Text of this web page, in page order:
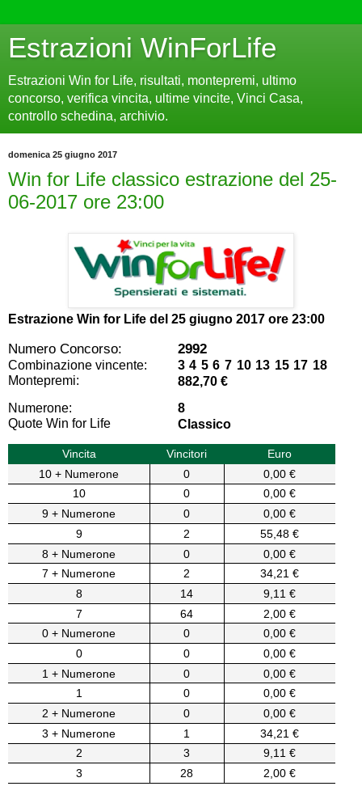
Estrazioni WinForLife
Estrazioni Win for Life, risultati, montepremi, ultimo
concorso, verifica vincita, ultime vincite, Vinci Casa,
controllo schedina, archivio.
domenica 25 giugno 2017
Win for Life classico estrazione del 25-
06-2017 ore 23:00
Estrazione Win for Life del 25 giugno 2017 ore 23:00
Numero Concorso: 2992
Combinazione vincente:
3 4 5 6 7 10 13 15 17 18
Montepremi:
882,70 €
Numerone:
8
Quote Win for Life
Classico
Vincita Vincitori
Euro
10 + Numerone
0
0,00 €
10
0
0,00 €
9 + Numerone
0
0,00 €
9
2
55,48 €
8 + Numerone
0
0,00 €
7 + Numerone
2
34,21 €
8
14
9,11 €
7
64
2,00 €
0 + Numerone
0
0,00 €
0
0
0,00 €
1 + Numerone
0
0,00 €
1
0
0,00 €
2 + Numerone
0
0,00 €
3 + Numerone
1
34,21 €
2
3
9,11 €
3
28 2,00 €